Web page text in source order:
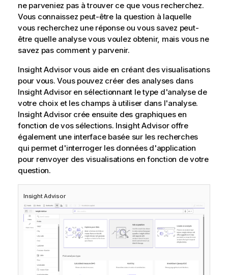
ne parveniez pas à trouver ce que vous recherchez.
Vous connaissez peut-être la question à laquelle
vous recherchez une réponse ou vous savez peut-
être quelle analyse vous voulez obtenir, mais vous ne
savez pas comment y parvenir.
Insight Advisorvous aide en créant des visualisations
pour vous. Vous pouvez créer des analyses dans
Insight Advisoren sélectionnant le type d'analyse de
votre choix et les champs à utiliser dans l'analyse.
Insight Advisorcrée ensuite des graphiquesen
fonction de vos sélections. Insight Advisoroffre
également une interface basée sur les recherches
qui permet d'interroger les données d'application
pour renvoyer des visualisations en fonction de votre
question.
Insight Advisor